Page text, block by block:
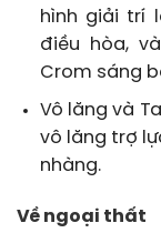
hình giải trí
điều hòa,
Crom sáng
Vô lăng và
vô lăng trợ
nhàng.
Về ngoại thất